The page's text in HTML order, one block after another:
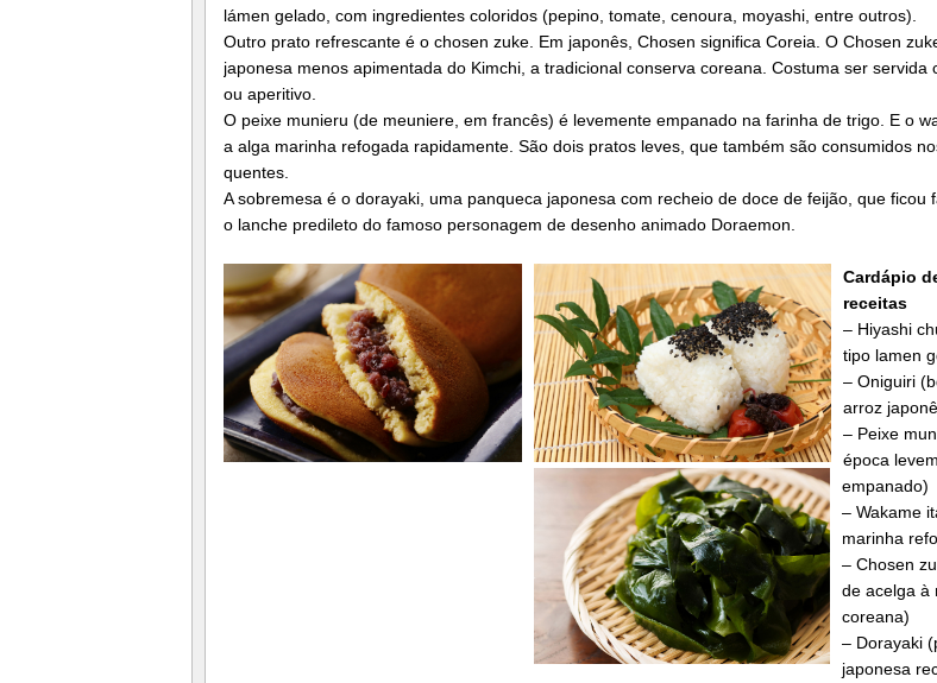
lámen gelado, com ingredientes coloridos (pepino, tomate, cenoura, moyashi, entre outros).
Outro prato refrescante é o chosen zuke . Em japonês, Chosen significa Coreia. O Chosen
japonesa menos apimentada do Kimchi, a tradicional conserva coreana. Costuma ser servida
ou aperitivo.
O peixe munieru (de meuniere, em francês) é levemente empanado na farinha de trigo. E o
a alga marinha refogada rapidamente. São dois pratos leves, que também são consumidos
quentes.
A sobremesa é o dorayaki, uma panqueca japonesa com recheio de doce de feijão, que ficou
o lanche predileto do famoso personagem de desenho animado Doraemon.
Cardápio
receitas
– Hiyashi
tipo lamen
– Oniguiri
arroz
– Peixe
época
empanado)
– Wakame
marinha
– Chosen
de acelga à
coreana)
– Dorayaki
japonesa